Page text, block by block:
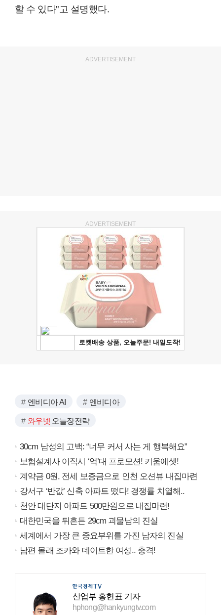
할 수 있다"고 설명했다.
ADVERTISEMENT
ADVERTISEMENT
엔비디아 AI 엔비디아
와우넷 오늘장전략
30cm 남성의 고백: “너무 커서 사는 게 행복해요”
보험설계사 이직시 ‘억’대 프로모션! 키움에셋!
계약금 0원, 전세 보증금으로 인천 오션뷰 내집마련
강서구 ‘반값’ 신축 아파트 떴다! 경쟁률 치열해..
천안 대단지 아파트 500만원으로 내집마련!
대한민국을 뒤흔든 29cm 괴물남의 진실
세계에서 가장 큰 중요부위를 가진 남자의 진실
남편 몰래 조카와 데이트한 여성.. 충격!
산업부 홍헌표 기자
hphong@hankyungtv.com